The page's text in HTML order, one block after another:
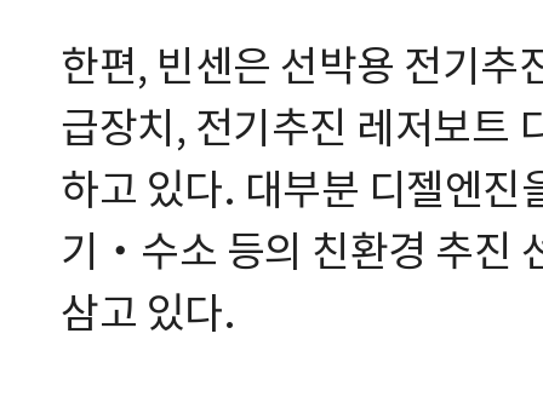
한편, 빈센은 선박용 전기추
급장치, 전기추진 레저보트
하고 있다. 대부분 디젤엔진
기‧수소 등의 친환경 추진
삼고 있다.